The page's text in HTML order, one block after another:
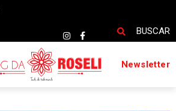
BUSCAR
Newsletter